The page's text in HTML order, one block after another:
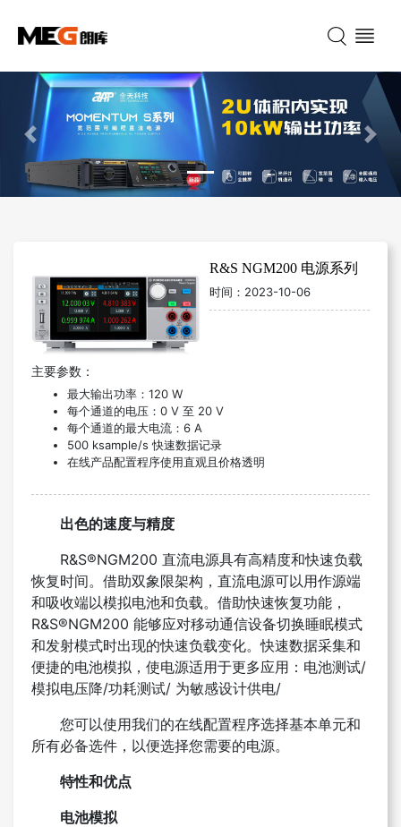
Previous Next
R&S NGM200 电源系列
时间： 2023-10-06
主要参数：
最大输出功率：120 W
每个通道的电压：0 V 至 20 V
每个通道的最大电流：6 A
500 ksample/s 快速数据记录
在线产品配置程序使用直观且价格透明
出色的速度与精度
R&S®NGM200 直流电源具有高精度和快速负载
恢复时间。借助双象限架构，直流电源可以用作源端
和吸收端以模拟电池和负载。借助快速恢复功能，
R&S®NGM200 能够应对移动通信设备切换睡眠模式
和发射模式时出现的快速负载变化。快速数据采集和
便捷的电池模拟，使电源适用于更多应用：电池测试/
模拟电压降/功耗测试/ 为敏感设计供电/
您可以使用我们的在线配置程序选择基本单元和
所有必备选件，以便选择您需要的电源。
特性和优点
电池模拟